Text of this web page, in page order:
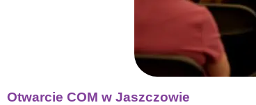
Otwarcie COM w Jaszczowie